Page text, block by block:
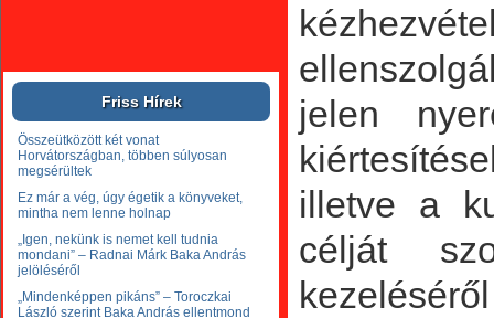
jelen
illetve a
célját